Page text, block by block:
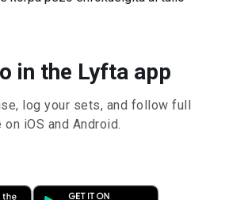
in the Lyfta app
log your sets, and follow full
iOS and Android.